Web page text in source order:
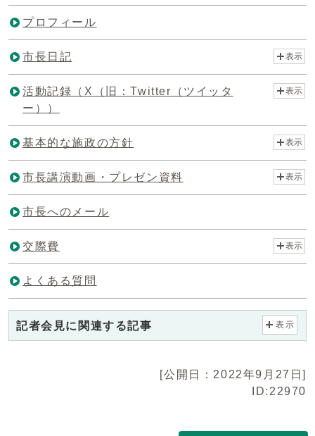
プロフィール
市長日記 表示
活動記録（X（旧：Twitter（ツイッタ
ー））
表示
基本的な施政の方針 表示
市長講演動画・プレゼン資料 表示
市長へのメール
交際費 表示
よくある質問
記者会見に関連する記事 表示
[公開日：2022年9月27日]
ID:22970